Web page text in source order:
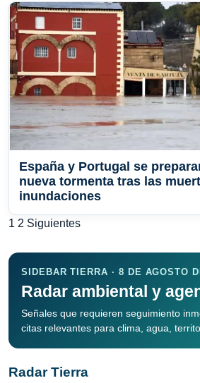
España y Portugal se
nueva tormenta tras las
inundaciones
Paginación
de
entradas
1 2 Siguientes
SIDEBAR TIERRA · 8 DE AGOSTO
Radar ambiental y
Señales que requieren seguimiento
citas relevantes para clima, agua,
Radar Tierra